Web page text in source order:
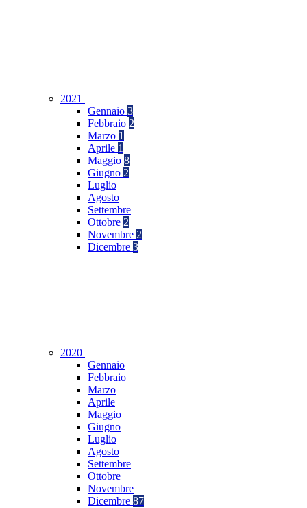
2021
Gennaio 3
Febbraio 2
Marzo 1
Aprile 1
Maggio 8
Giugno 2
Luglio
Agosto
Settembre
Ottobre 2
Novembre 2
Dicembre 3
2020
Gennaio
Febbraio
Marzo
Aprile
Maggio
Giugno
Luglio
Agosto
Settembre
Ottobre
Novembre
Dicembre 87